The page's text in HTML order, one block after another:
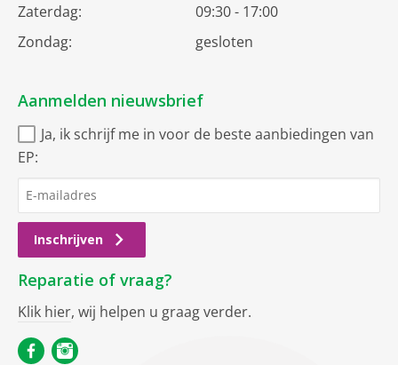
Zaterdag:
09:30 - 17:00
Zondag:
gesloten
Aanmelden nieuwsbrief
Ja, ik schrijf me in voor de beste aanbiedingen van
EP:
Inschrijven
Reparatie of vraag?
Klik hier, wij helpen u graag verder.